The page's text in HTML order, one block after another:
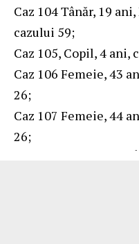
Caz 104 Tânăr, 19
cazului 59;
Caz 105, Copil, 4 ani,
Caz 106 Femeie, 43
26;
Caz 107 Femeie, 44
26;
-